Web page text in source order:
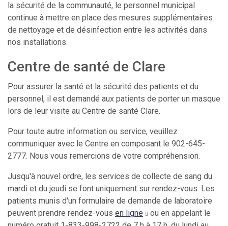
la sécurité de la communauté, le personnel municipal
continue à mettre en place des mesures supplémentaires
de nettoyage et de désinfection entre les activités dans
nos installations.
Centre de santé de Clare
Pour assurer la santé et la sécurité des patients et du
personnel, il est demandé aux patients de porter un masque
lors de leur visite au Centre de santé Clare.
Pour toute autre information ou service, veuillez
communiquer avec le Centre en composant le 902-645-
2777. Nous vous remercions de votre compréhension.
Jusqu'à nouvel ordre, les services de collecte de sang du
mardi et du jeudi se font uniquement sur rendez-vous. Les
patients munis d'un formulaire de demande de laboratoire
peuvent prendre rendez-vous en ligne
ou en appelant le